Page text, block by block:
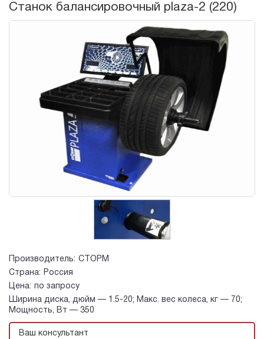
Станок балансировочный plaza-2 (220)
Производитель: СТОРМ
Страна:
Россия
Цена:
по запросу
Ширина диска, дюйм — 1.5-20; Макс. вес колеса, кг — 70;
Мощность, Вт — 350
Ваш консультант